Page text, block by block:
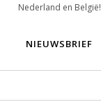
Nederland en België!
NIEUWSBRIEF